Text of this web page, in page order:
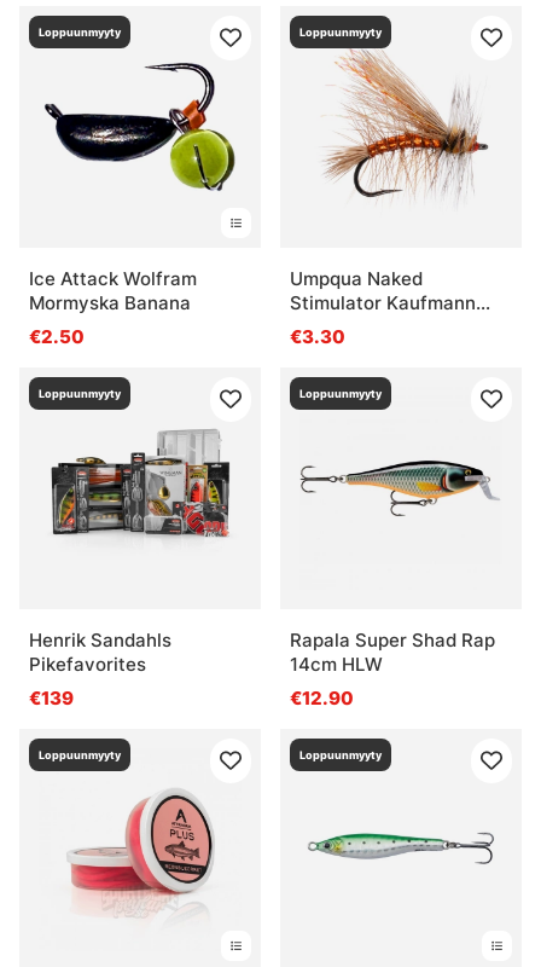
Loppuunmyyty
Ice Attack Wolfram
Mormyska Banana
€2.50
Loppuunmyyty
Umpqua Naked
Stimulator Kaufmann
Orange - #10
€3.30
Loppuunmyyty
Henrik Sandahls
Pikefavorites
€139
Loppuunmyyty
Rapala Super Shad Rap
14cm HLW
€12.90
Loppuunmyyty Loppuunmyyty